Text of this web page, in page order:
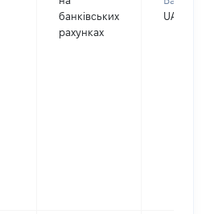
банківських
рахунках
UAH